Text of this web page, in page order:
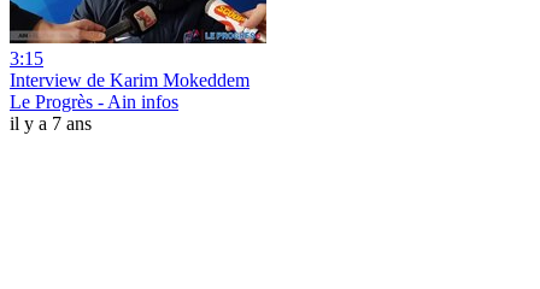
3:15
Interview de Karim Mokeddem
Le Progrès - Ain infos
il y a 7 ans